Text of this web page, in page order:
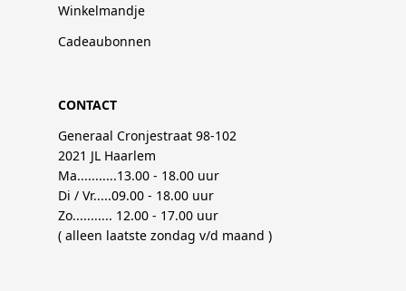
Winkelmandje
Cadeaubonnen
CONTACT
Generaal Cronjestraat 98-102
2021 JL Haarlem
Ma...........13.00 - 18.00 uur
Di / Vr.....09.00 - 18.00 uur
Zo........... 12.00 - 17.00 uur
( alleen laatste zondag v/d maand )